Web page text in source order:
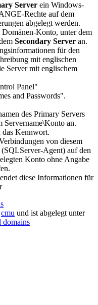
Server ein Windows-
Rechte auf dem
abgelegt werden.
Konto, unter dem
Secondary Server an.
für den
mit englischen
Server mit englischem
Panel"
and Passwords".
des Primary Servers
Servername\Konto an.
das Kennwort.
von diesem
Agent) auf den
Konto ohne Angabe
diese Informationen für
cmu und ist abgelegt unter
domains